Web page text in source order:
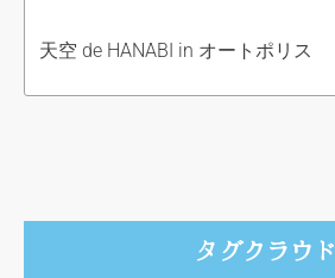
天空 de HANABI in オートポリス
タグクラウド